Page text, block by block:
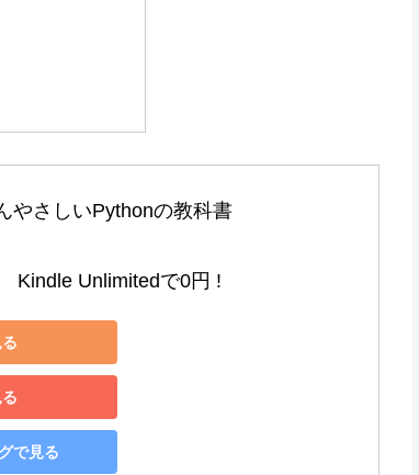
やさしいPythonの教科書
Kindle Unlimitedで0円 !
で見る